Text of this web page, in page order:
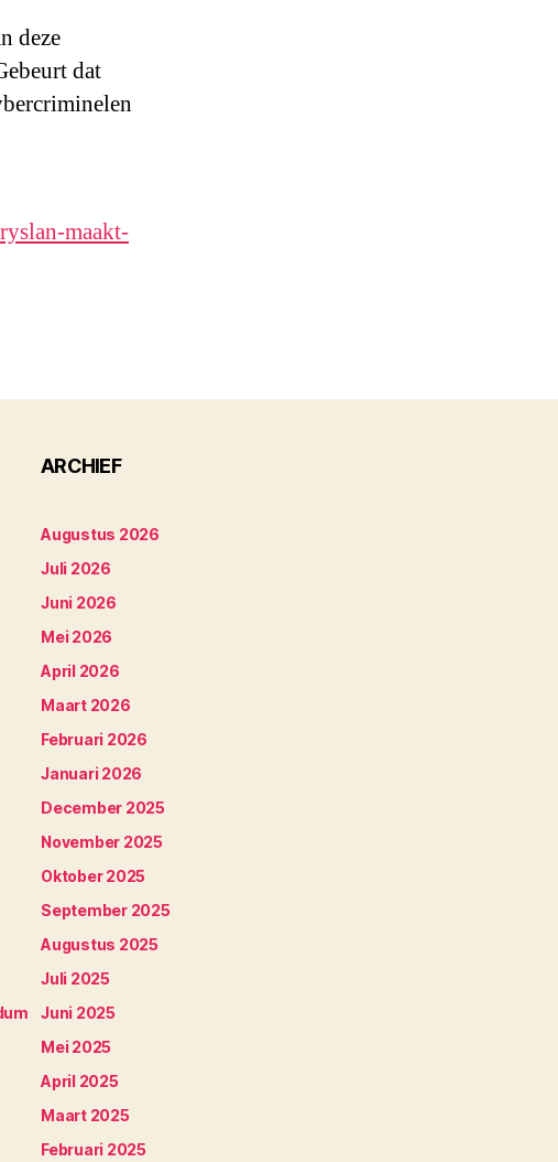
deze
dat
maakt-
ARCHIEF
Augustus 2026
Juli 2026
Juni 2026
Mei 2026
April 2026
Maart 2026
Februari 2026
Januari 2026
December 2025
November 2025
Oktober 2025
September 2025
Augustus 2025
Juli 2025
Juni 2025
Mei 2025
April 2025
Maart 2025
Februari 2025